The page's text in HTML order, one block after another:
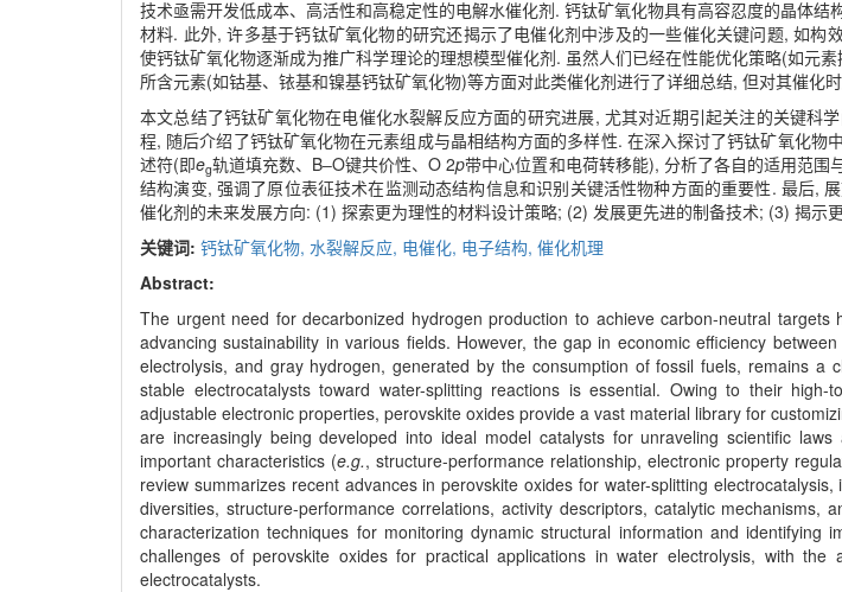
技术亟需开发低成本、高活性和高稳定性的电解水催化剂. 钙钛矿氧化物具有高容忍度的晶体
材料. 此外, 许多基于钙钛矿氧化物的研究还揭示了电催化剂中涉及的一些催化关键问题, 如
使钙钛矿氧化物逐渐成为推广科学理论的理想模型催化剂. 虽然人们已经在性能优化策略(如元
所含元素(如钴基、铱基和镍基钙钛矿氧化物)等方面对此类催化剂进行了详细总结, 但对其催化
本文总结了钙钛矿氧化物在电催化水裂解反应方面的研究进展, 尤其对近期引起关注的关键科
程, 随后介绍了钙钛矿氧化物在元素组成与晶相结构方面的多样性. 在深入探讨了钙钛矿氧化
述符(即eg轨道填充数、B‒O键共价性、O 2p带中心位置和电荷转移能), 分析了各自的适用范
结构演变, 强调了原位表征技术在监测动态结构信息和识别关键活性物种方面的重要性. 最后,
催化剂的未来发展方向: (1) 探索更为理性的材料设计策略; (2) 发展更先进的制备技术; (3) 揭
关键词: 钙钛矿氧化物, 水裂解反应, 电催化, 电子结构, 催化机理
Abstract:
The urgent need for decarbonized hydrogen production to achieve carbon-neutral
advancing sustainability in various fields. However, the gap in economic efficiency
electrolysis, and gray hydrogen, generated by the consumption of fossil fuels, remains a
stable electrocatalysts toward water-splitting reactions is essential. Owing to their
adjustable electronic properties, perovskite oxides provide a vast material library for
are increasingly being developed into ideal model catalysts for unraveling scientific
important characteristics (e.g., structure-performance relationship, electronic property
review summarizes recent advances in perovskite oxides for water-splitting
diversities, structure-performance correlations, activity descriptors, catalytic
characterization techniques for monitoring dynamic structural information and identifying
challenges of perovskite oxides for practical applications in water electrolysis, with
electrocatalysts.